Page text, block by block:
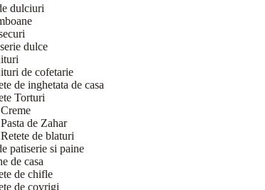
dulciuri
dulce
de cofetarie
de inghetata de casa
Torturi
Creme
Pasta de Zahar
Retete de blaturi
patiserie si paine
de casa
de chifle
de covrigi